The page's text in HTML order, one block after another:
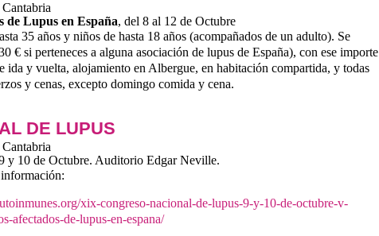
de Lupus en España, del 8 al 12 de Octubre
35 años y niños de hasta 18 años (acompañados de un adulto). Se
€ si perteneces a alguna asociación de lupus de España), con ese importe
ida y vuelta, alojamiento en Albergue, en habitación compartida, y todas
y cenas, excepto domingo comida y cena.
DE LUPUS
y 10 de Octubre. Auditorio Edgar Neville.
xix-congreso-nacional-de-lupus-9-y-10-de-octubre-v-
afectados-de-lupus-en-espana/